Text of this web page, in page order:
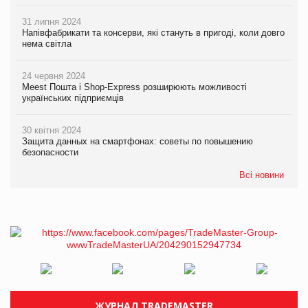
31 липня 2024
Напівфабрикати та консерви, які стануть в пригоді, коли довго
нема світла
24 червня 2024
Meest Пошта і Shop-Express розширюють можливості
українських підприємців
30 квітня 2024
Защита данных на смартфонах: советы по повышению
безопасности
Всі новини
ЖУРНАЛ TRADEMASTER